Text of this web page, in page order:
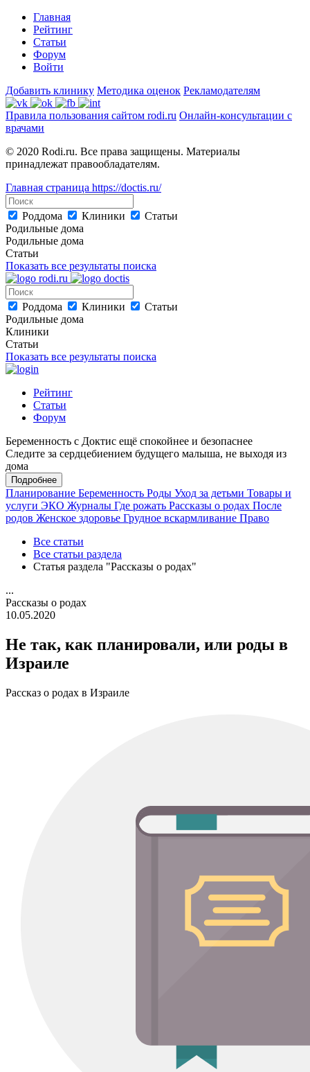
Главная
Рейтинг
Статьи
Форум
Войти
Добавить клинику Методика оценок Рекламодателям
Правила пользования сайтом rodi.ru Онлайн-консультации с
врачами
© 2020 Rodi.ru. Все права защищены. Материалы
принадлежат правообладателям.
Главная страница https://doctis.ru/
Роддома Клиники
Статьи
Родильные дома
Родильные дома
Статьи
Показать все результаты поиска
Роддома Клиники
Статьи
Родильные дома
Клиники
Статьи
Показать все результаты поиска
Рейтинг
Статьи
Форум
Беременность с Доктис ещё спокойнее и безопаснее
Следите за сердцебиением будущего малыша, не выходя из
дома
Подробнее
Планирование Беременность Роды Уход за детьми Товары и
услуги ЭКО Журналы Где рожать Рассказы о родах После
родов Женское здоровье Грудное вскармливание Право
Все статьи
Все статьи раздела
Статья раздела "Рассказы о родах"
...
Рассказы о родах
10.05.2020
Не так, как планировали, или роды в
Израиле
Рассказ о родах в Израиле